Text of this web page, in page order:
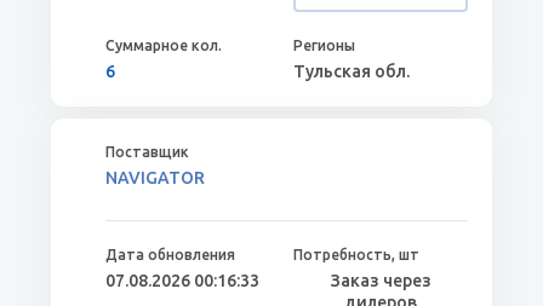
6 Тульская обл.
NAVIGATOR
07.08.2026 00:16:33
Заказ через